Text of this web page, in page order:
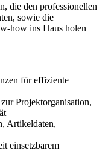
die den professionellen
sowie die
how ins Haus holen
für effiziente
Projektorganisation,
Artikeldaten,
einsetzbarem